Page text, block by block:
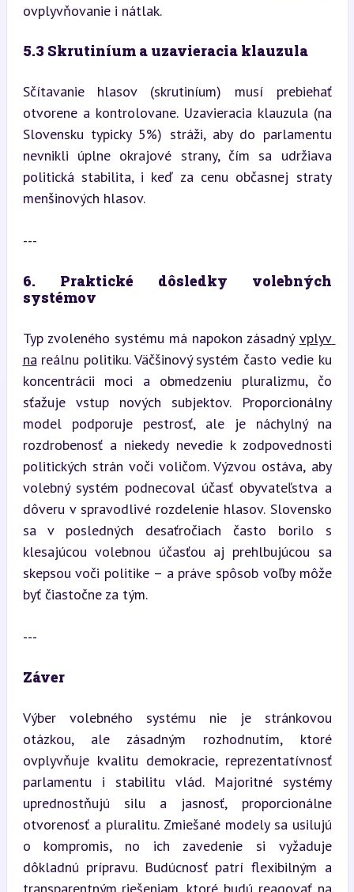
ovplyvňovanie i nátlak.
5.3 Skrutiníum a uzavieracia klauzula
Sčítavanie hlasov (skrutiníum) musí prebiehať
otvorene a kontrolovane. Uzavieracia klauzula (na
Slovensku typicky 5%) stráži, aby do parlamentu
nevnikli úplne okrajové strany, čím sa udržiava
politická stabilita, i keď za cenu občasnej straty
menšinových hlasov.
---
6. Praktické dôsledky volebných
systémov
Typ zvoleného systému má napokon zásadný vplyv
na reálnu politiku. Väčšinový systém často vedie ku
koncentrácii moci a obmedzeniu pluralizmu, čo
sťažuje vstup nových subjektov. Proporcionálny
model podporuje pestrosť, ale je náchylný na
rozdrobenosť a niekedy nevedie k zodpovednosti
politických strán voči voličom. Výzvou ostáva, aby
volebný systém podnecoval účasť obyvateľstva a
dôveru v spravodlivé rozdelenie hlasov. Slovensko
sa v posledných desaťročiach často borilo s
klesajúcou volebnou účasťou aj prehlbujúcou sa
skepsou voči politike – a práve spôsob voľby môže
byť čiastočne za tým.
---
Záver
Výber volebného systému nie je stránkovou
otázkou, ale zásadným rozhodnutím, ktoré
ovplyvňuje kvalitu demokracie, reprezentatívnosť
parlamentu i stabilitu vlád. Majoritné systémy
uprednostňujú silu a jasnosť, proporcionálne
otvorenosť a pluralitu. Zmiešané modely sa usilujú
o kompromis, no ich zavedenie si vyžaduje
dôkladnú prípravu. Budúcnosť patrí flexibilným a